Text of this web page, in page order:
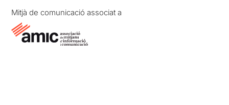
Mitjà de comunicació associat a